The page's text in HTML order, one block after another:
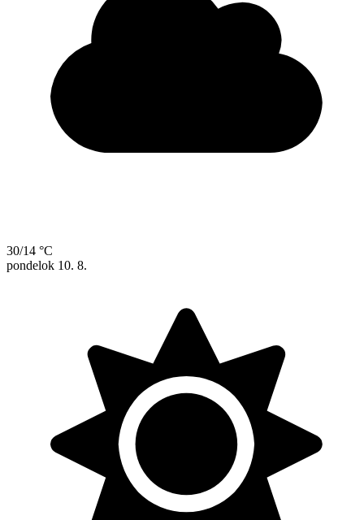
30/14 °C
pondelok 10. 8.